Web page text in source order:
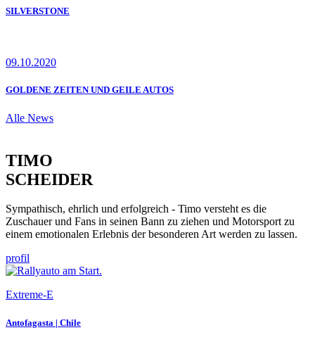
SILVERSTONE
09.10.2020
GOLDENE ZEITEN UND GEILE AUTOS
Alle News
TIMO
SCHEIDER
Sympathisch, ehrlich und erfolgreich - Timo versteht es die
Zuschauer und Fans in seinen Bann zu ziehen und Motorsport zu
einem emotionalen Erlebnis der besonderen Art werden zu lassen.
profil
Extreme-E
Antofagasta | Chile